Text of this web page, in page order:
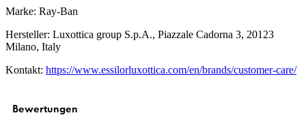
Marke: Ray-Ban
Hersteller: Luxottica group S.p.A., Piazzale Cadorna 3, 20123
Milano, Italy
Kontakt: https://www.essilorluxottica.com/en/brands/customer-care/